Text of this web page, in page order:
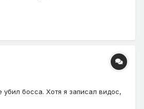
убил босса. Хотя я записал видос,